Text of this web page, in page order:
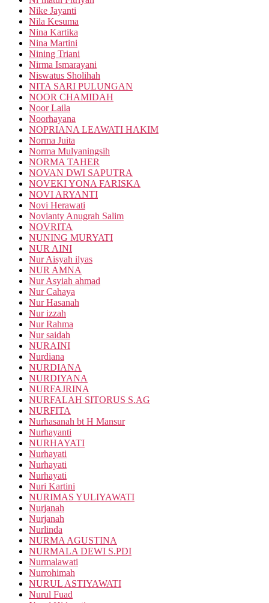
Nike Jayanti
Nila Kesuma
Nina Kartika
Nina Martini
Nining Triani
Nirma Ismarayani
Niswatus Sholihah
NITA SARI PULUNGAN
NOOR CHAMIDAH
Noor Laila
Noorhayana
NOPRIANA LEAWATI HAKIM
Norma Juita
Norma Mulyaningsih
NORMA TAHER
NOVAN DWI SAPUTRA
NOVEKI YONA FARISKA
NOVI ARYANTI
Novi Herawati
Novianty Anugrah Salim
NOVRITA
NUNING MURYATI
NUR AINI
Nur Aisyah ilyas
NUR AMNA
Nur Asyiah ahmad
Nur Cahaya
Nur Hasanah
Nur izzah
Nur Rahma
Nur saidah
NURAINI
Nurdiana
NURDIANA
NURDIYANA
NURFAJRINA
NURFALAH SITORUS S.AG
NURFITA
Nurhasanah bt H Mansur
Nurhayanti
NURHAYATI
Nurhayati
Nurhayati
Nurhayati
Nuri Kartini
NURIMAS YULIYAWATI
Nurjanah
Nurjanah
Nurlinda
NURMA AGUSTINA
NURMALA DEWI S.PDI
Nurmalawati
Nurrohimah
NURUL ASTIYAWATI
Nurul Fuad